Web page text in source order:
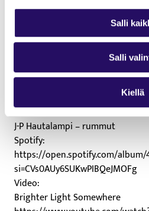
Salli
Salli
Kiellä
afroamerikkalaisesta
Forestfield on julkaissut 11
keränneet kiitosta
luokan roots-albumi”, totesi
levyarviossaan taannoin.
Mika Laine – basso
J-P Hautalampi – rummut
Spotify:
https://open.spotify.com/album/
si=CVs0AUy6SUKwPIBQeJMOFg
Video:
Brighter Light Somewhere